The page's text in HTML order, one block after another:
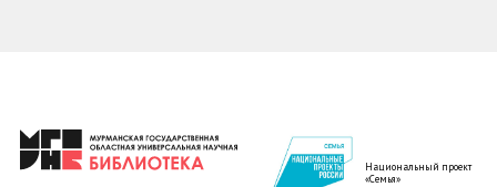
Национальный проект
«Семья»